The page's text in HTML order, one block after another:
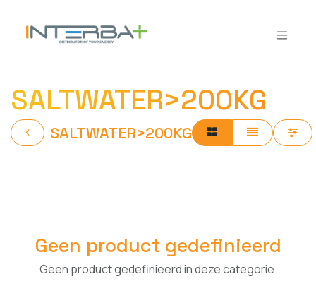
SALTWATER>200KG
SALTWATER>200KG
Geen product gedefinieerd
Geen product gedefinieerd in deze categorie.